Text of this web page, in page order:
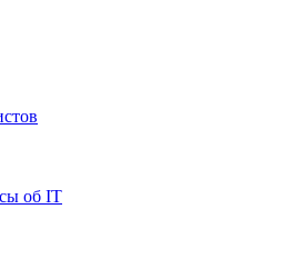
об IT